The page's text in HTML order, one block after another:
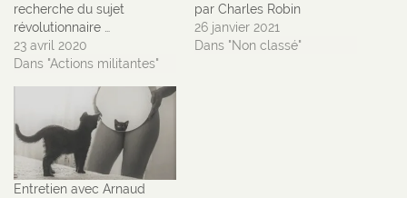
recherche du sujet
révolutionnaire …
23 avril 2020
Dans "Actions militantes"
par Charles Robin
26 janvier 2021
Dans "Non classé"
Entretien avec Arnaud